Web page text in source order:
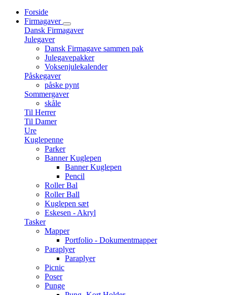
Forside
Firmagaver
Dansk Firmagaver
Julegaver
Dansk Firmagave sammen pak
Julegavepakker
Voksenjulekalender
Påskegaver
påske pynt
Sommergaver
skåle
Til Herrer
Til Damer
Ure
Kuglepenne
Parker
Banner Kuglepen
Banner Kuglepen
Pencil
Roller Bal
Roller Ball
Kuglepen sæt
Eskesen - Akryl
Tasker
Mapper
Portfolio - Dokumentmapper
Paraplyer
Paraplyer
Picnic
Poser
Punge